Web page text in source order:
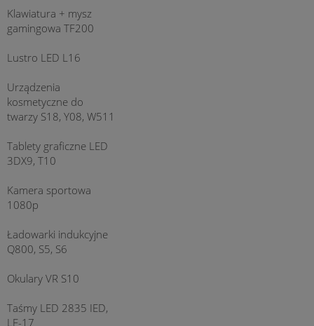
Klawiatura + mysz
gamingowa TF200
Lustro LED L16
Urządzenia
kosmetyczne do
twarzy S18, Y08, W511
Tablety graficzne LED
3DX9, T10
Kamera sportowa
1080p
Ładowarki indukcyjne
Q800, S5, S6
Okulary VR S10
Taśmy LED 2835 IED,
LF-17